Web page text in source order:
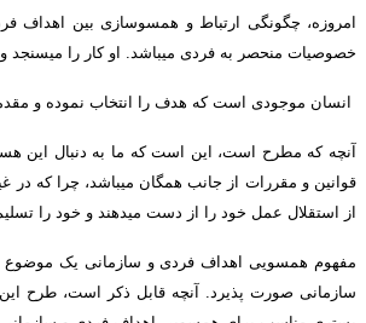
امروزه، چگونگی ارتباط و همسوسازی بین اهداف
خصوصیات منحصر به فردی می­باشد. او کار را می­سنجد
انسان موجودی است که هدف را انتخاب نموده و
آنچه که مطرح است، این است که ما به دنبال این
قوانین و مقررات از جانب همگان می­باشد، چرا که
از استقلال عمل خود را از دست می­دهند و خود را
مفهوم همسویی اهداف فردی و سازمانی یک موضوع
سازمانی صورت پذیرد. آنچه قابل ذکر است، طرح